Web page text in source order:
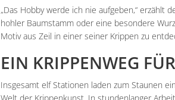
„Das Hobby werde ich nie aufgeben,“ erzählt
hohler Baumstamm oder eine besondere
Motiv aus Zeil in einer seiner Krippen zu
EIN KRIPPENWEG
Insgesamt elf Stationen laden zum Staunen